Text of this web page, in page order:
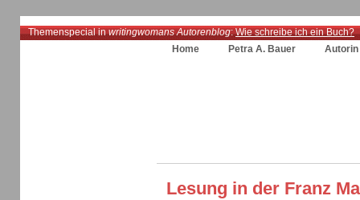
Themenspecial inwritingwomans Autorenblog:Wie schreibe ich ein Buch?
Home
Petra A. Bauer Autorin
Lesung in der Franz